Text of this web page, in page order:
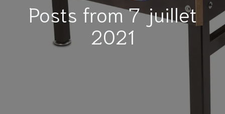
Posts from 7 juillet
2021